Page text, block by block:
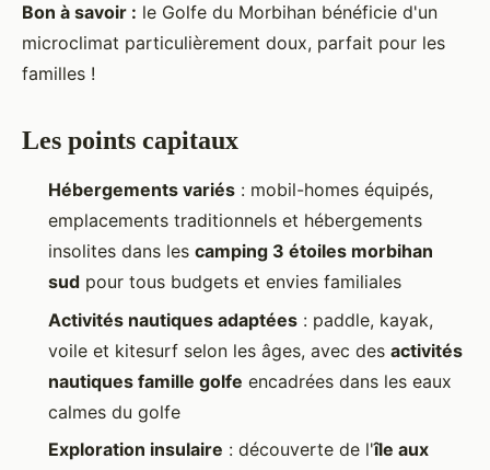
Bon à savoir : le Golfe du Morbihan bénéficie d'un
microclimat particulièrement doux, parfait pour les
familles !
Les points capitaux
Hébergements variés : mobil-homes équipés,
emplacements traditionnels et hébergements
insolites dans les camping 3 étoiles morbihan
sud pour tous budgets et envies familiales
Activités nautiques adaptées : paddle, kayak,
voile et kitesurf selon les âges, avec des activités
nautiques famille golfe encadrées dans les eaux
calmes du golfe
Exploration insulaire : découverte de l'île aux